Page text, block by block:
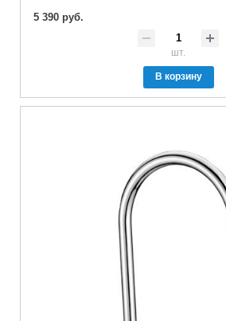
5 390 руб.
шт.
В корзину